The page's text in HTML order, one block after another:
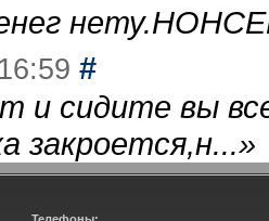
#
и сидите вы
закроется,н...»